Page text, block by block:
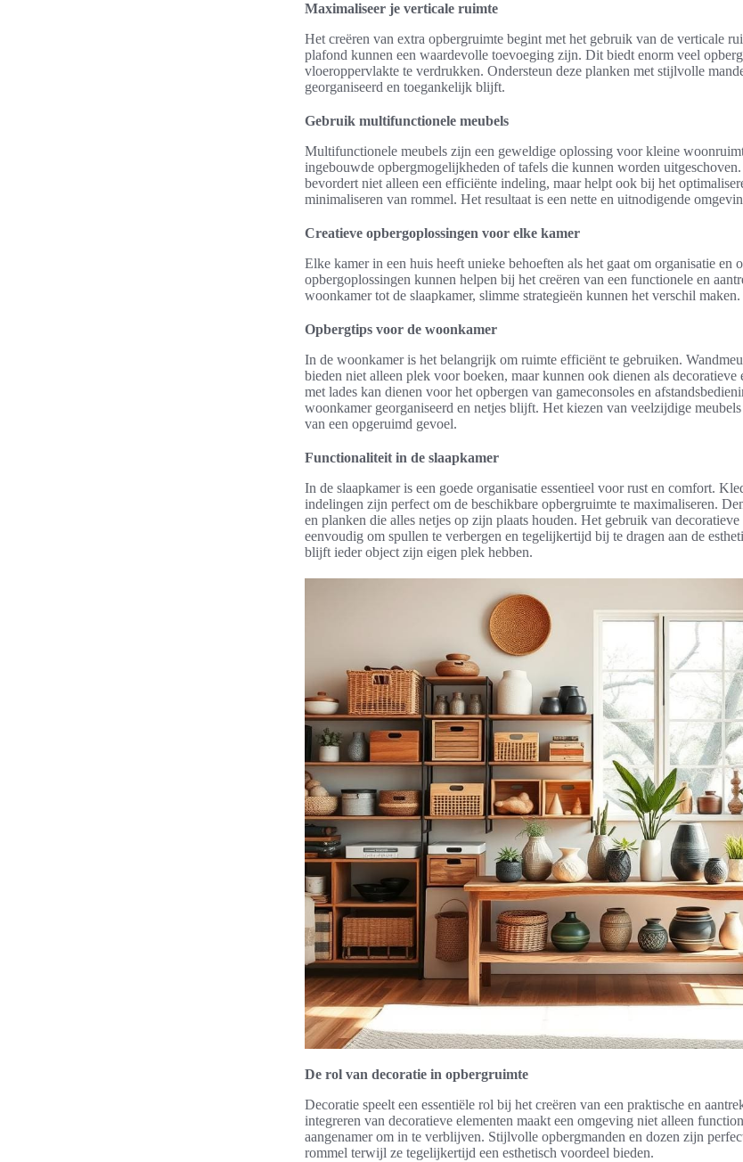
Maximaliseer je verticale ruimte
Het creëren van extra opbergruimte begint met het gebruik van de verticale
plafond kunnen een waardevolle toevoeging zijn. Dit biedt enorm veel
vloeroppervlakte te verdrukken. Ondersteun deze planken met stijlvolle
georganiseerd en toegankelijk blijft.
Gebruik multifunctionele meubels
Multifunctionele meubels zijn een geweldige oplossing voor kleine
ingebouwde opbergmogelijkheden of tafels die kunnen worden
bevordert niet alleen een efficiënte indeling, maar helpt ook bij het
minimaliseren van rommel. Het resultaat is een nette en uitnodigende
Creatieve opbergoplossingen voor elke kamer
Elke kamer in een huis heeft unieke behoeften als het gaat om organisatie en
opbergoplossingen kunnen helpen bij het creëren van een functionele en
woonkamer tot de slaapkamer, slimme strategieën kunnen het verschil maken.
Opbergtips voor de woonkamer
In de woonkamer is het belangrijk om ruimte efficiënt te gebruiken.
bieden niet alleen plek voor boeken, maar kunnen ook dienen als decoratieve
met lades kan dienen voor het opbergen van gameconsoles en
woonkamer georganiseerd en netjes blijft. Het kiezen van veelzijdige
van een opgeruimd gevoel.
Functionaliteit in de slaapkamer
In de slaapkamer is een goede organisatie essentieel voor rust en comfort.
indelingen zijn perfect om de beschikbare opbergruimte te maximaliseren.
en planken die alles netjes op zijn plaats houden. Het gebruik van
eenvoudig om spullen te verbergen en tegelijkertijd bij te dragen aan de
blijft ieder object zijn eigen plek hebben.
De rol van decoratie in opbergruimte
Decoratie speelt een essentiële rol bij het creëren van een praktische en
integreren van decoratieve elementen maakt een omgeving niet alleen
aangenamer om in te verblijven. Stijlvolle opbergmanden en dozen zijn
rommel terwijl ze tegelijkertijd een esthetisch voordeel bieden.